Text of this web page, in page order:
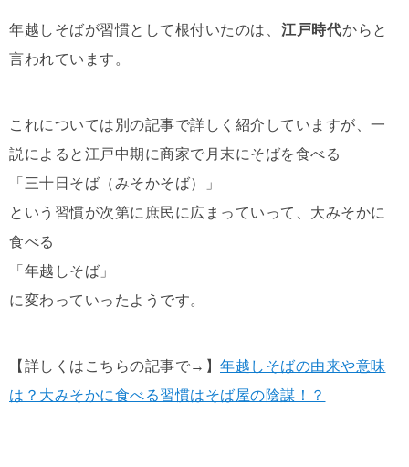
年越しそばが習慣として根付いたのは、 江戸時代からと
言われています。
これについては別の記事で詳しく紹介していますが、一
説によると江戸中期に商家で月末にそばを食べる
「三十日そば（みそかそば）」
という習慣が次第に庶民に広まっていって、大みそかに
食べる
「年越しそば」
に変わっていったようです。
【詳しくはこちらの記事で→】 年越しそばの由来や意味
は？大みそかに食べる習慣はそば屋の陰謀！？